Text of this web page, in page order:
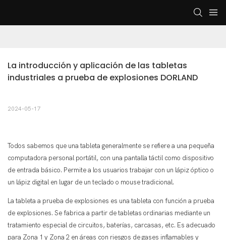
La introducción y aplicación de las tabletas
industriales a prueba de explosiones DORLAND
2024-05-17
Todos sabemos que una tableta generalmente se refiere a una pequeña
computadora personal portátil, con una pantalla táctil como dispositivo
de entrada básico. Permite a los usuarios trabajar con un lápiz óptico o
un lápiz digital en lugar de un teclado o mouse tradicional.
La tableta a prueba de explosiones es una tableta con función a prueba
de explosiones. Se fabrica a partir de tabletas ordinarias mediante un
tratamiento especial de circuitos, baterías, carcasas, etc. Es adecuado
para Zona 1 y Zona 2 en áreas con riesgos de gases inflamables y